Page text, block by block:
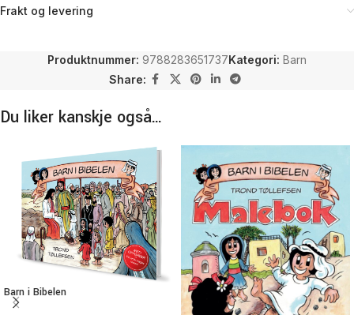
Frakt og levering
Produktnummer: 9788283651737Kategori: Barn
Share:
Du liker kanskje også…
Barn i Bibelen